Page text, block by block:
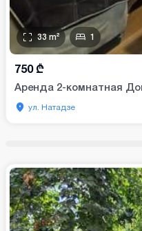
33 m² 1
750 ₾
Аренда 2-комнатная
ул. Натадзе